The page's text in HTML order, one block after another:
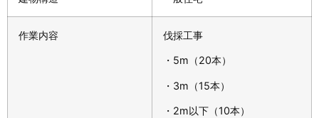
作業内容 伐採工事
・5m（20本）
・3m（15本）
・2m以下（10本）